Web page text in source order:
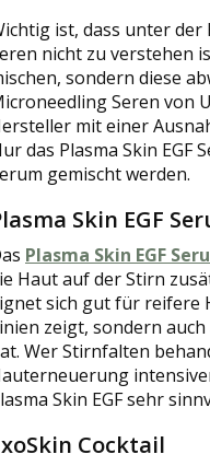
ist, dass unter
nicht zu verstehen
sondern diese
Seren von
mit einer
das Plasma Skin EGF
gemischt werden.
Skin EGF
Plasma Skin EGF
Haut auf der Stirn
sich gut für reifere
zeigt, sondern
Wer Stirnfalten
Skin EGF sehr
Cocktail